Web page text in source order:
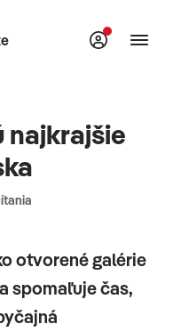
najkrajšie
otvorené galérie
spomaľuje čas,